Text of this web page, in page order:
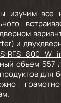
изучим все
) и
S-RFS 800 W
объем 557
для